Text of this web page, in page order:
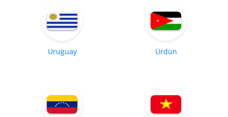
Uruguay Ürdün